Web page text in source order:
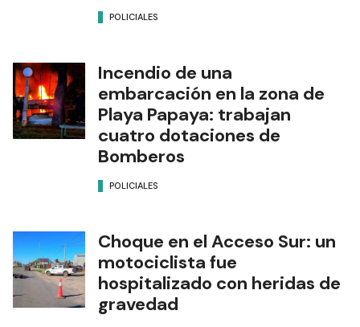
POLICIALES
Incendio de una
embarcación en la zona de
Playa Papaya: trabajan
cuatro dotaciones de
Bomberos
POLICIALES
Choque en el Acceso Sur: un
motociclista fue
hospitalizado con heridas de
gravedad